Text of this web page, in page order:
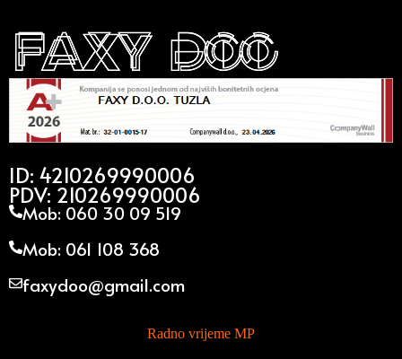
ID: 4210269990006
PDV: 210269990006
Mob: 060 30 09 519
Mob: 061 108 368
faxydoo@gmail.com
Radno vrijeme MP